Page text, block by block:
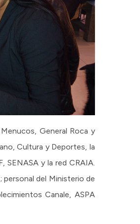
General Roca y
Cultura y Deportes, la
SENASA y la red CRAIA.
personal del Ministerio de
Canale, ASPA